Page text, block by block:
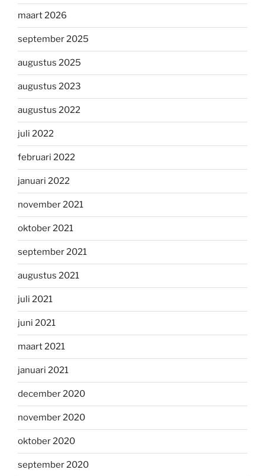
maart 2026
september 2025
augustus 2025
augustus 2023
augustus 2022
juli 2022
februari 2022
januari 2022
november 2021
oktober 2021
september 2021
augustus 2021
juli 2021
juni 2021
maart 2021
januari 2021
december 2020
november 2020
oktober 2020
september 2020